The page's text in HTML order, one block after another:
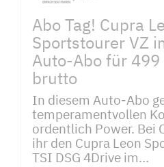
Abo Tag! Cupra
Sportstourer VZ
Auto-Abo für
brutto
In diesem Auto-Abo
temperamentvollen
ordentlich Power. Bei
ihr den Cupra Leon
TSI DSG 4Drive im...